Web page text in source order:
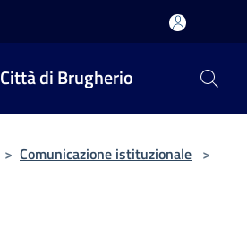
Città di Brugherio
> Comunicazione istituzionale >